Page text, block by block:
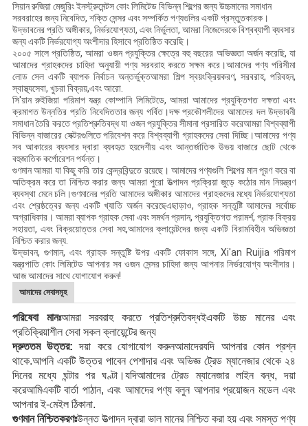
সিয়ান রুজিয়া মেজুরিং ইনস্ট্রুমেন্টস কোং লিমিটেড বিভিন্ন শিল্পের জন্য উচ্চমানের সমাধান
সরবরাহের জন্য নিবেদিত, শক্তি সেন্সর এবং সম্পর্কিত পণ্যগুলির একটি প্রস্তুতকারক।
উদ্ভাবনের প্রতি অঙ্গীকার, নির্ভরযোগ্যতা, এবং নির্ভুলতা, আমরা নিজেদেরকে বিশ্বব্যাপী ব্যবসার
জন্য একটি নির্ভরযোগ্য অংশীদার হিসাবে প্রতিষ্ঠিত করেছি।
২০০৫ সালে প্রতিষ্ঠিত, আমরা ওজন প্রযুক্তির ক্ষেত্রে বহু বছরের অভিজ্ঞতা অর্জন করেছি, যা
আমাদের গ্রাহকদের চাহিদা অনুযায়ী পণ্য সরবরাহ করতে সক্ষম করে।আমাদের পণ্য পরিসীমা
লোড সেল একটি ব্যাপক নির্বাচন অন্তর্ভুক্তআমরা শিল্প স্বয়ংক্রিয়করণ, সরবরাহ, পরিবহন,
স্বাস্থ্যসেবা, খুচরা বিক্রয়,এবং আরো.
সি'য়ান রুইজিয়া পরিমাপ যন্ত্র কোম্পানি লিমিটেডে, আমরা আমাদের প্রযুক্তিগত দক্ষতা এবং
ক্রমাগত উন্নতির প্রতি নিবেদিততার জন্য গর্বিত।দক্ষ প্রকৌশলীদের আমাদের দল উদ্ভাবনী
সমাধান তৈরি করতে প্রতিশ্রুতিবদ্ধ যা ওজন প্রযুক্তির সীমানা প্রসারিত করেআমরা বিশ্বব্যাপী
বিভিন্ন বাজারের সেক্টরগুলিতে পরিবেশন করে বিশ্বব্যাপী গ্রাহকদের সেবা দিচ্ছি।আমাদের পণ্য
সব আকারের ব্যবসার দ্বারা ব্যবহৃত হয়দেশীয় এবং আন্তর্জাতিক উভয় বাজারে ছোট থেকে
বহুজাতিক কর্পোরেশন পর্যন্ত।
গুণমান আমরা যা কিছু করি তার কেন্দ্রবিন্দুতে রয়েছে। আমাদের পণ্যগুলি শিল্পের মান পূরণ করে বা
অতিক্রম করে তা নিশ্চিত করার জন্য আমরা পুরো উত্পাদন প্রক্রিয়া জুড়ে কঠোর মান নিয়ন্ত্রণ
ব্যবস্থা মেনে চলি।গুণমানের প্রতি আমাদের অঙ্গীকার আমাদের গ্রাহকদের মধ্যে নির্ভরযোগ্যতা
এবং শ্রেষ্ঠত্বের জন্য একটি খ্যাতি অর্জন করেছেএছাড়াও, গ্রাহক সন্তুষ্টি আমাদের সর্বোচ্চ
অগ্রাধিকার। আমরা ব্যাপক গ্রাহক সেবা এবং সমর্থন প্রদান, প্রযুক্তিগত পরামর্শ, প্রাক বিক্রয়
সহায়তা, এবং বিক্রয়োত্তর সেবা সহ,আমাদের ক্লায়েন্টদের জন্য একটি বিরামবিহীন অভিজ্ঞতা
নিশ্চিত করার জন্য.
উদ্ভাবন, গুণমান, এবং গ্রাহক সন্তুষ্টি উপর একটি ফোকাস সঙ্গে, Xi'an Ruijia পরিমাপ
যন্ত্রপাতি কোং লিমিটেড আপনার সব ওজন সেন্সর চাহিদা জন্য আপনার নির্ভরযোগ্য অংশীদার।
আজ আমাদের সাথে যোগাযোগ করুন!
আমাদের সেবাসমূহ
পরিষেবা মানঃআমরা সরবরাহ করতে প্রতিশ্রুতিবদ্ধইএকটি উচ্চ মানের এবং
প্রতিক্রিয়াশীল সেবা সকল ক্লায়েন্টের জন্য
দ্রুততম উত্তর:
দয়া করে যোগাযোগ করুনআমাদেরযদি আপনার কোন প্রশ্ন
থাকে.আপনি একটি উত্তর পাবেন পেশাদার এবং অভিজ্ঞ ট্রেড ম্যানেজার থেকে ২৪
দিনের মধ্যে ঘন্টার পর ঘণ্টা। যদিআমাদের ট্রেড ম্যানেজার লাইন বন্ধ, দয়া
করেআমিএকটি বার্তা পাঠান, এবং আমাদের পণ্য বলুন আপনার প্রয়োজন মডেল এবং
আপনার ই-মেইল ঠিকানা.
গুণমান নিশ্চিতকরণঃউন্নত উত্পাদন দ্বারা ভাল মানের নিশ্চিত করা হয় এবং সমস্ত পণ্য